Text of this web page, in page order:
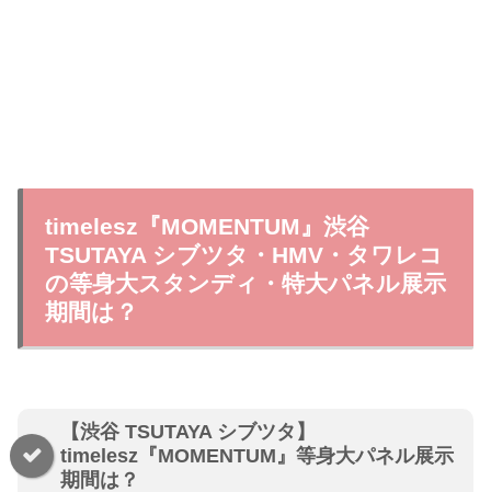
timelesz『MOMENTUM』渋谷
TSUTAYA シブツタ・HMV・タワレコ
の等身大スタンディ・特大パネル展示
期間は？
【渋谷 TSUTAYA シブツタ】
timelesz『MOMENTUM』等身大パネル展示
期間は？